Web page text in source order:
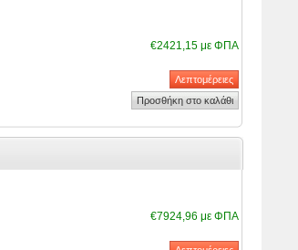
€2421,15 με ΦΠΑ
€7924,96 με ΦΠΑ